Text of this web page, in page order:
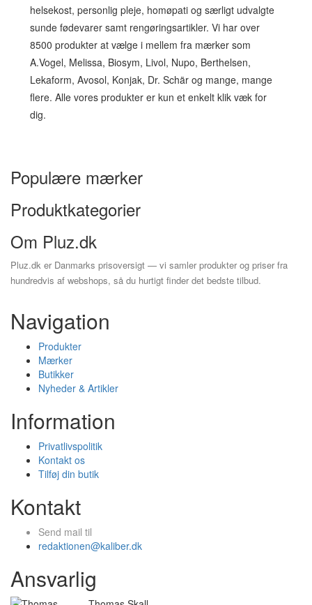
helsekost, personlig pleje, homøpati og særligt udvalgte
sunde fødevarer samt rengøringsartikler. Vi har over
8500 produkter at vælge i mellem fra mærker som
A.Vogel, Melissa, Biosym, Livol, Nupo, Berthelsen,
Lekaform, Avosol, Konjak, Dr. Schär og mange, mange
flere. Alle vores produkter er kun et enkelt klik væk for
dig.
Populære mærker
Produktkategorier
Om Pluz.dk
Pluz.dk er Danmarks prisoversigt — vi samler produkter og priser fra
hundredvis af webshops, så du hurtigt finder det bedste tilbud.
Navigation
Produkter
Mærker
Butikker
Nyheder & Artikler
Information
Privatlivspolitik
Kontakt os
Tilføj din butik
Kontakt
Send mail til
redaktionen@kaliber.dk
Ansvarlig